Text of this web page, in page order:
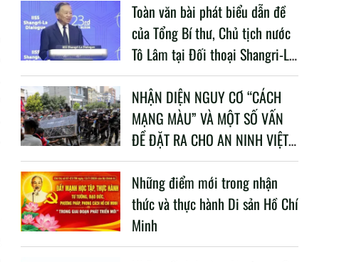
Toàn văn bài phát biểu dẫn đề
của Tổng Bí thư, Chủ tịch nước
Tô Lâm tại Đối thoại Shangri-La
lần thứ 23
NHẬN DIỆN NGUY CƠ “CÁCH
MẠNG MÀU” VÀ MỘT SỐ VẤN
ĐỀ ĐẶT RA CHO AN NINH VIỆT
NAM TRONG BỐI CẢNH HIỆN
NAY
Những điểm mới trong nhận
thức và thực hành Di sản Hồ Chí
Minh